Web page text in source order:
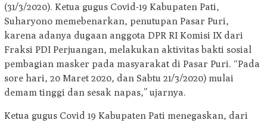
(31/3/2020). Ketua gugus Covid-19 Kabupaten Pati,
Suharyono memebenarkan, penutupan Pasar Puri,
karena adanya dugaan anggota DPR RI Komisi IX dari
Fraksi PDI Perjuangan, melakukan aktivitas bakti sosial
pembagian masker pada masyarakat di Pasar Puri. “Pada
sore hari, 20 Maret 2020, dan Sabtu 21/3/2020) mulai
demam tinggi dan sesak napas,” ujarnya.
Ketua gugus Covid 19 Kabupaten Pati menegaskan, dari